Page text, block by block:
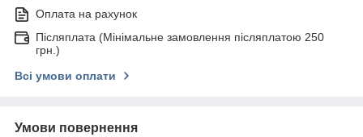
Оплата на рахунок
Післяплата (Мінімальне замовлення післяплатою 250
грн.)
Всі умови оплати
Умови повернення